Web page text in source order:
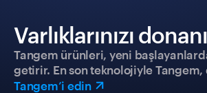
Varlıklarınızı
Tangem ürünleri, yeni
getirir. En son teknolojiyle Tangem,
Tangem’i edin